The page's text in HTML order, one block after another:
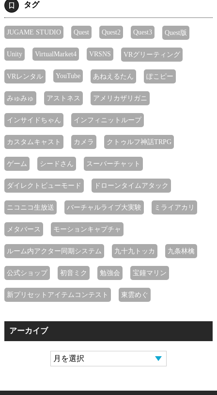
タグ
JUGAME STUDIO Quest Quest2 Quest3 Quest版
Unity VirtualMarket4 VRSNS VRグリーティング
VRレンタル YouTube あねえるたん ぽこピー
みゅみゅ アストネス アメリカザリガニ
インサイドちゃん インフィニットループ
カスタムキャスト カメラ クトゥルフ神話TRPG
ゲーム シードさん スーパーチャット
ダイレクトビューモード ドローンタイムアタック
ニコニコ生放送 バーチャルライブ大実験 ミライアカリ
メタバース モーションキャプチャ
ルーム内アクター同期システム 九十九トッカ 九条林檎
公式ショップ 初音ミク 勉強会 宝鐘マリン
新プリセットアイテムコンテスト 東雲めぐ
アーカイブ